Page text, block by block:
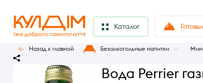
Каталог
Назад к главной Безалкогольные напитки
Вода Perrier